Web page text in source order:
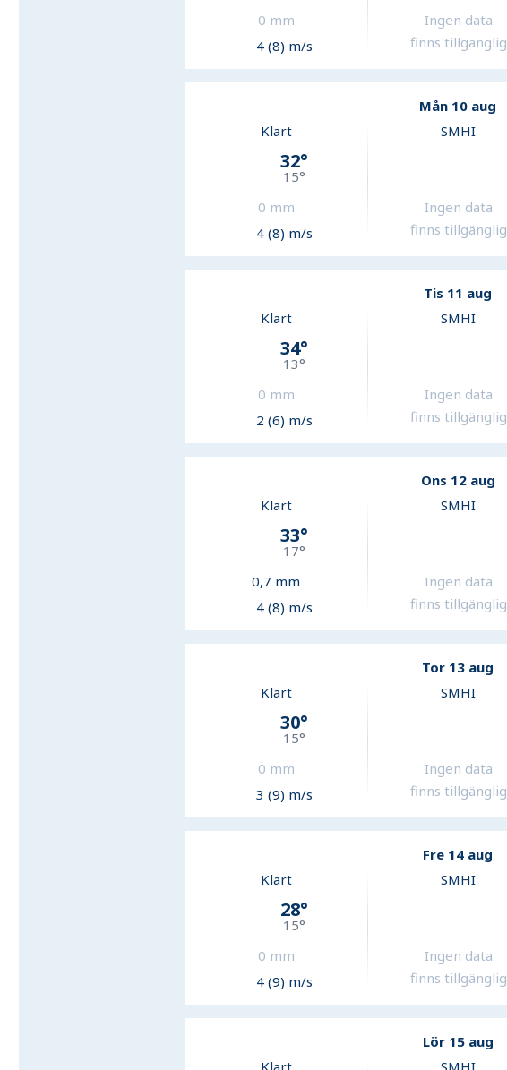
0 mm
4 (8) m/s
Ingen data
finns tillgänglig
Mån 10 aug
Klart
32°
15°
0 mm
4 (8) m/s
SMHI
Ingen data
finns tillgänglig
Tis 11 aug
Klart
34°
13°
0 mm
2 (6) m/s
SMHI
Ingen data
finns tillgänglig
Ons 12 aug
Klart
33°
17°
0,7 mm
4 (8) m/s
SMHI
Ingen data
finns tillgänglig
Tor 13 aug
Klart
30°
15°
0 mm
3 (9) m/s
SMHI
Ingen data
finns tillgänglig
Fre 14 aug
Klart
28°
15°
0 mm
4 (9) m/s
SMHI
Ingen data
finns tillgänglig
Lör 15 aug